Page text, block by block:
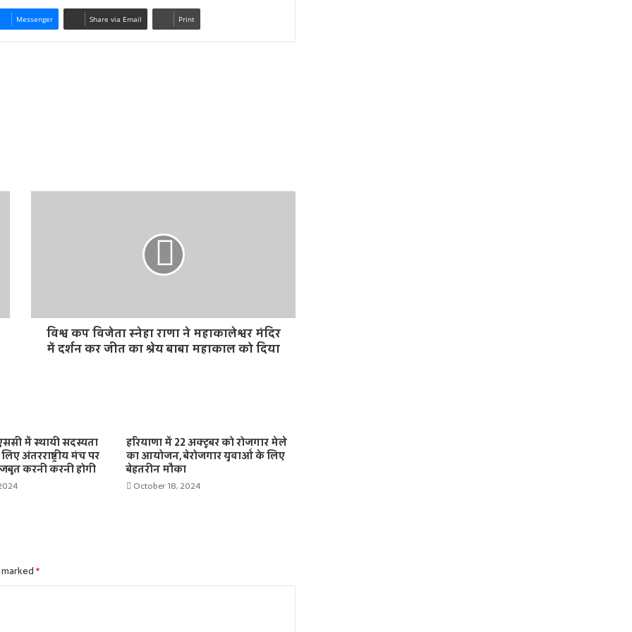
Messenger Share via Email Print
विश्व कप विजेता स्नेहा राणा ने महाकालेश्वर मंदिर
में दर्शन कर जीत का श्रेय बाबा महाकाल को दिया
में स्थायी सदस्यता
अंतरराष्ट्रीय मंच पर
करनी करनी होगी
हरियाणा में 22 अक्टूबर को रोजगार मेले
का आयोजन, बेरोजगार युवाओं के लिए
बेहतरीन मौका
October 18, 2024
*